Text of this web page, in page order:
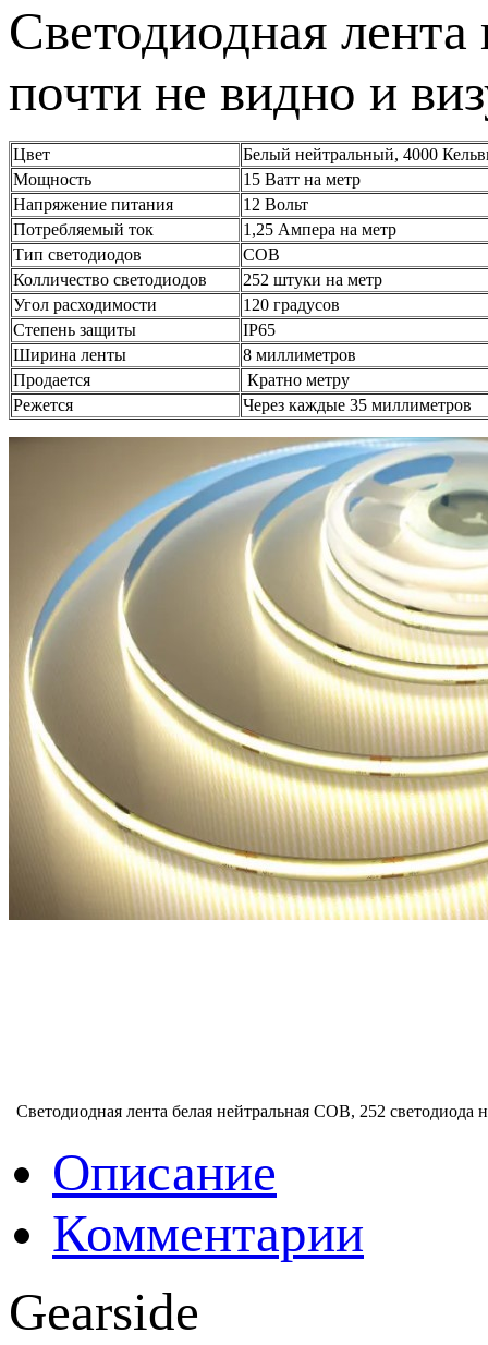
Светодиодная
почти не видно и
Цвет
Белый нейтральный, 4000
Мощность
15 Ватт на метр
Напряжение питания
12 Вольт
Потребляемый ток
1,25 Ампера на метр
Тип светодиодов
СОВ
Колличество светодиодов
252 штуки на метр
Угол расходимости
120 градусов
Степень защиты
IP65
Ширина ленты
8 миллиметров
Продается
Кратно метру
Режется
Через каждые 35 миллиметров
Светодиодная лента белая нейтральная COB, 252 светодиода
Описание
Комментарии
Gearside